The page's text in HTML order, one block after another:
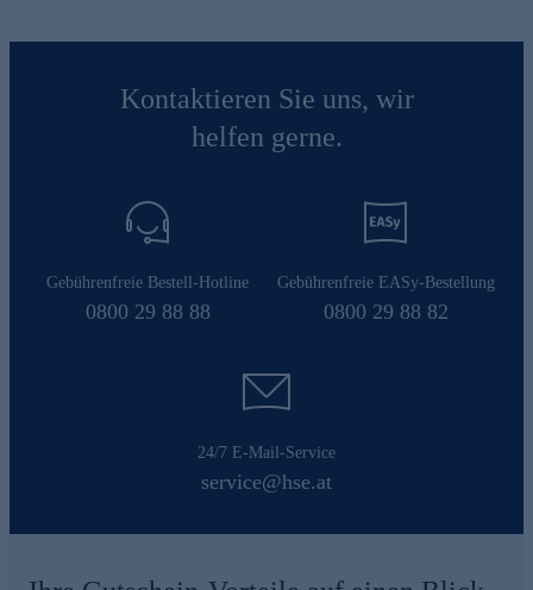
Kontaktieren Sie uns, wir
helfen gerne.
Gebührenfreie Bestell-Hotline
0800 29 88 88
Gebührenfreie EASy-Bestellung
0800 29 88 82
24/7 E-Mail-Service
service@hse.at